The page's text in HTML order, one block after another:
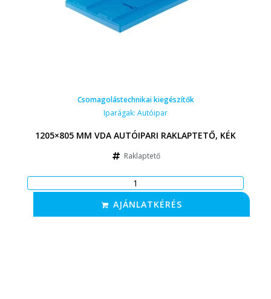
Csomagolástechnikai kiegészítők
Iparágak: Autóipar
1205×805 MM VDA AUTÓIPARI RAKLAPTETŐ, KÉK
Raklaptető
AJÁNLATKÉRÉS